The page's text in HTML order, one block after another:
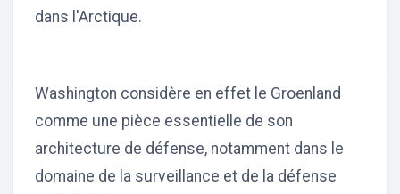
dans l'Arctique.
Washington considère en effet le Groenland
comme une pièce essentielle de son
architecture de défense, notamment dans le
domaine de la surveillance et de la défense